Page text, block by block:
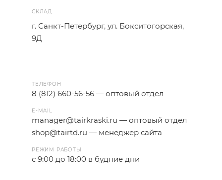
СКЛАД
г. Санкт-Петербург, ул. Бокситогорская,
9Д
ТЕЛЕФОН
8 (812) 660-56-56 — оптовый отдел
E-MAIL
manager@tairkraski.ru — оптовый отдел
shop@tairtd.ru — менеджер сайта
РЕЖИМ РАБОТЫ
с 9:00 до 18:00 в будние дни